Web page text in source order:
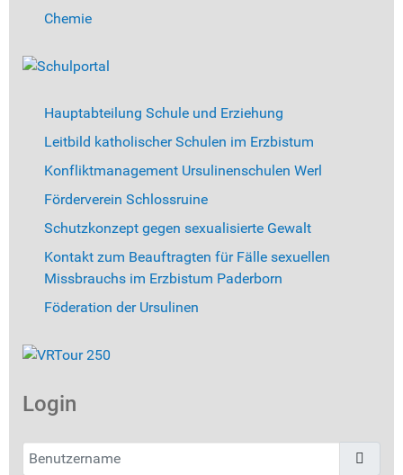
Chemie
Hauptabteilung Schule und Erziehung
Leitbild katholischer Schulen im Erzbistum
Konfliktmanagement Ursulinenschulen Werl
Förderverein Schlossruine
Schutzkonzept gegen sexualisierte Gewalt
Kontakt zum Beauftragten für Fälle sexuellen
Missbrauchs im Erzbistum Paderborn
Föderation der Ursulinen
Login
Benutzername